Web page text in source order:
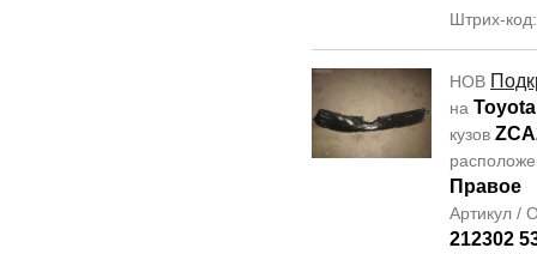
Штрих-
НОВ
на
кузов
Правое
Артикул /
212302